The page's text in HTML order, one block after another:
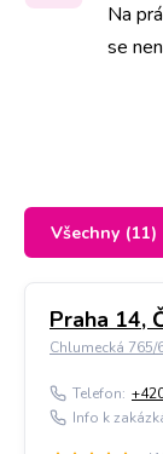
Na
se
Všechny (11)
Praha 14,
Chlumecká 765/
Telefon:
Info k